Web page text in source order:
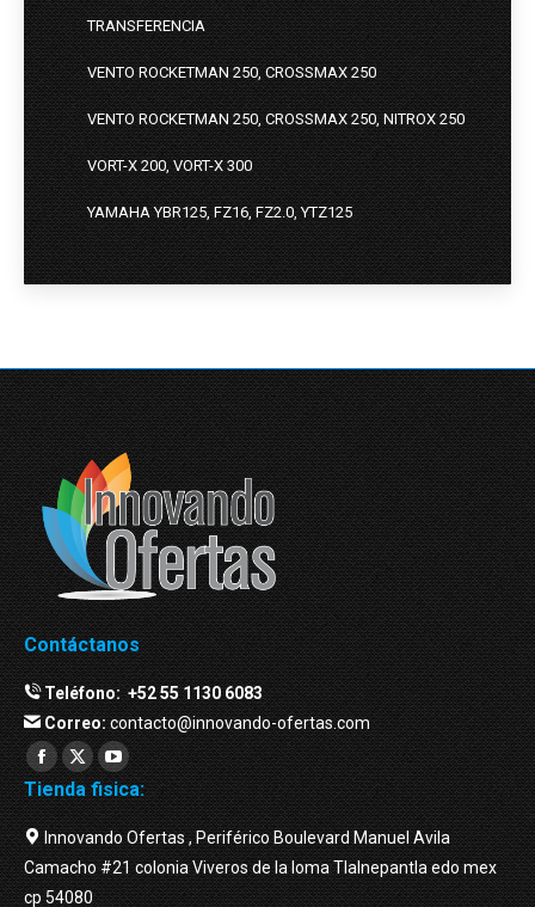
TRANSFERENCIA
VENTO ROCKETMAN 250, CROSSMAX 250
VENTO ROCKETMAN 250, CROSSMAX 250, NITROX 250
VORT-X 200, VORT-X 300
YAMAHA YBR125, FZ16, FZ2.0, YTZ125
Contáctanos
Teléfono:+52 55 1130 6083
Correo:contacto@innovando-ofertas.com
Facebook
page
opens
in
new
Twitter
page
opens
in
new
YouTube
page
opens
in
new
Tienda fisica:
Innovando Ofertas , Periférico Boulevard Manuel Avila
Camacho #21 colonia Viveros de la loma Tlalnepantla edo mex
cp 54080